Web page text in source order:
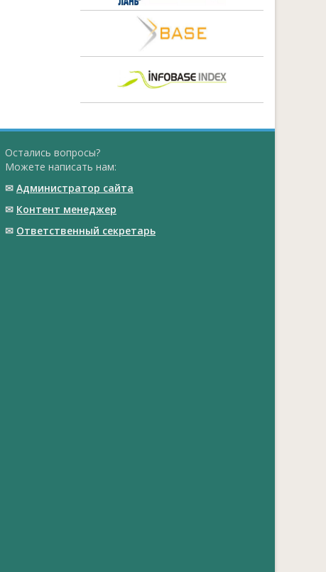
Остались вопросы?
Можете написать нам:
✉ Администратор сайта
✉ Контент менеджер
✉ Ответственный cекретарь